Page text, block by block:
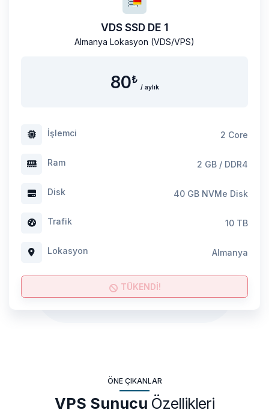
VDS SSD DE 1
Almanya Lokasyon (VDS/VPS)
80₺
/ aylık
İşlemci 2 Core
Ram 2 GB / DDR4
Disk 40 GB NVMe Disk
Trafik 10 TB
Lokasyon Almanya
TÜKENDİ!
ÖNE ÇIKANLAR
VPS Sunucu Özellikleri